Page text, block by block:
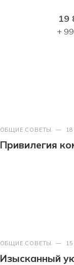
19
+
ОБЩИЕ СОВЕТЫ —
Привилегия
ОБЩИЕ СОВЕТЫ —
Изысканный